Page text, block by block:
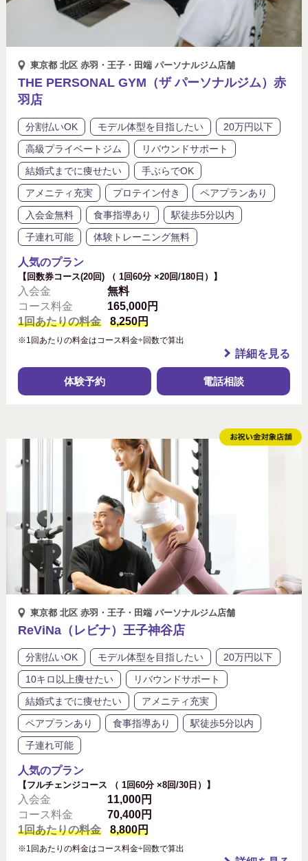
東京都 北区 赤羽・王子・田端 パーソナルジム店舗
THE PERSONAL GYM（ザ パーソナルジム）赤
羽店
分割払いOK モデル体型を目指したい
20万円以下
高級プライベートジム
リバウンドサポート
結婚式までに痩せたい
手ぶらでOK
アメニティ充実
プロテイン付き
ペアプランあり
入会金無料
食事指導あり
駅徒歩5分以内
子連れ可能
体験トレーニング無料
人気のプラン
【回数券コース(20回) （ 1回60分 ×20回/180日）】
入会金
無料
コース料金
165,000円
1回あたりの料金
8,250円
※1回あたりの料金はコース料金÷回数で算出
詳細を見る
体験予約 電話相談
東京都 北区 赤羽・王子・田端 パーソナルジム店舗
ReViNa（レビナ）王子神谷店
分割払いOK モデル体型を目指したい
20万円以下
10キロ以上痩せたい
リバウンドサポート
結婚式までに痩せたい
アメニティ充実
ペアプランあり
食事指導あり
駅徒歩5分以内
子連れ可能
人気のプラン
【フルチェンジコース （ 1回60分 ×8回/30日）】
入会金
11,000円
コース料金
70,400円
1回あたりの料金
8,800円
※1回あたりの料金はコース料金÷回数で算出